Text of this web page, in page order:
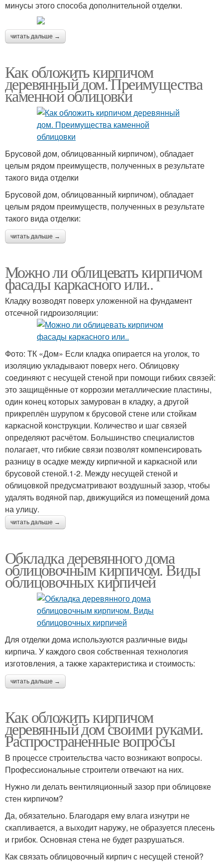
минусы этого способа дополнительной отделки.
читать дальше →
Как обложить кирпичом
деревянный дом. Преимущества
каменной облицовки
Брусовой дом, облицованный кирпичом), обладает
целым рядом преимуществ, полученных в результате
такого вида отделки
Брусовой дом, облицованный кирпичом), обладает
целым рядом преимуществ, полученных в результате
такого вида отделки:
читать дальше →
Можно ли облицевать кирпичом
фасады каркасного или..
Кладку возводят поверх уложенной на фундамент
отсечной гидроизоляции:
Фото: ТК «Дом» Если кладка опирается на уголок, то
изоляцию укладывают поверх него. Облицовку
соединяют с несущей стеной при помощи гибких связей:
это защищённые от коррозии металлические пластины,
один конец которых замурован в кладку, а другой
прикреплён шурупом к брусовой стене или стойкам
каркасной конструкции. Количество и шаг связей
определяют расчётом. Большинство специалистов
полагает, что гибкие связи позволят компенсировать
разницу в осадке между кирпичной и каркасной или
брусовой стеной.1-2. Между несущей стеной и
облицовкой предусматривают воздушный зазор, чтобы
удалять водяной пар, движущийся из помещений дома
на улицу.
читать дальше →
Обкладка деревянного дома
облицовочным кирпичом. Виды
облицовочных кирпичей
Для отделки дома используются различные виды
кирпича. У каждого своя собственная технология
изготовления, а также характеристика и стоимость:
читать дальше →
Как обложить кирпичом
деревянный дом своими руками.
Распространенные вопросы
В процессе строительства часто возникают вопросы.
Профессиональные строители отвечают на них.
Нужно ли делать вентиляционный зазор при облицовке
стен кирпичом?
Да, обязательно. Благодаря ему влага изнутри не
скапливается, а выходит наружу, не образуется плесень
и грибок. Основная стена не будет разрушаться.
Как связать облицовочный кирпич с несущей стеной?